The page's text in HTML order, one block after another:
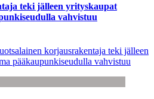
teki jälleen yrityskaupat
vahvistuu
korjausrakentaja teki jälleen
pääkaupunkiseudulla vahvistuu